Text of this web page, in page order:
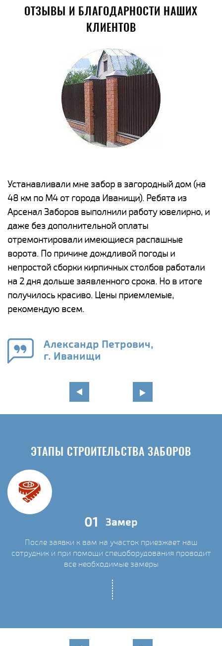
ОТЗЫВЫ И БЛАГОДАРНОСТИ НАШИХ
КЛИЕНТОВ
Устанавливали мне забор в загородный дом (на
48 км по М4 от города Иванищи). Ребята из
Арсенал Заборов выполнили работу ювелирно, и
даже без дополнительной оплаты
отремонтировали имеющиеся распашные
ворота. По причине дождливой погоды и
непростой сборки кирпичных столбов работали
на 2 дня дольше заявленного срока. Но в итоге
получилось красиво. Цены приемлемые,
рекомендую всем.
Александр Петрович,
г. Иванищи
ЭТАПЫ СТРОИТЕЛЬСТВА ЗАБОРОВ
01 Замер
После заявки к вам на участок приезжает наш
сотрудник и при помощи спецоборудования проводит
все необходимые замеры